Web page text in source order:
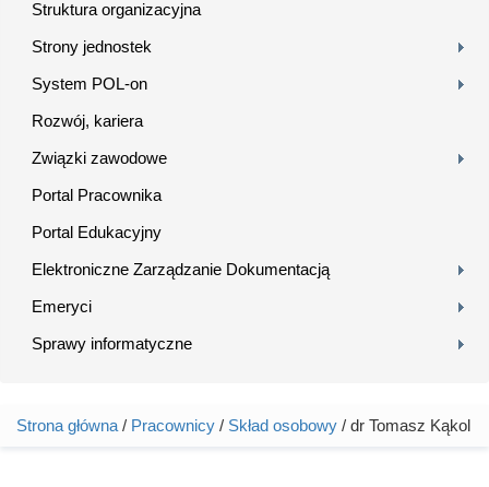
Struktura organizacyjna
Strony jednostek
System POL-on
Rozwój, kariera
Związki zawodowe
Portal Pracownika
Portal Edukacyjny
Elektroniczne Zarządzanie Dokumentacją
Emeryci
Sprawy informatyczne
Jesteś tutaj
Strona główna / Pracownicy / Skład osobowy / dr Tomasz Kąkol